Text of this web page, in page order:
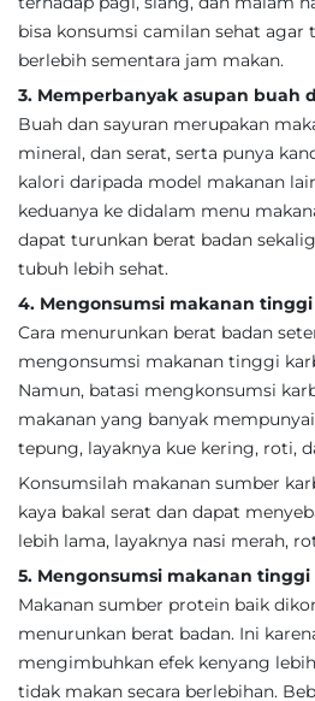
bisa konsumsi camilan sehat agar
berlebih sementara jam makan.
3. Memperbanyak asupan buah
Buah dan sayuran merupakan
mineral, dan serat, serta punya
kalori daripada model makanan
keduanya ke didalam menu
dapat turunkan berat badan
tubuh lebih sehat.
4. Mengonsumsi makanan
Cara menurunkan berat badan
mengonsumsi makanan tinggi
Namun, batasi mengkonsumsi
makanan yang banyak
tepung, layaknya kue kering, roti,
Konsumsilah makanan sumber
kaya bakal serat dan dapat
lebih lama, layaknya nasi merah,
5. Mengonsumsi makanan
Makanan sumber protein baik
menurunkan berat badan. Ini
mengimbuhkan efek kenyang
tidak makan secara berlebihan.